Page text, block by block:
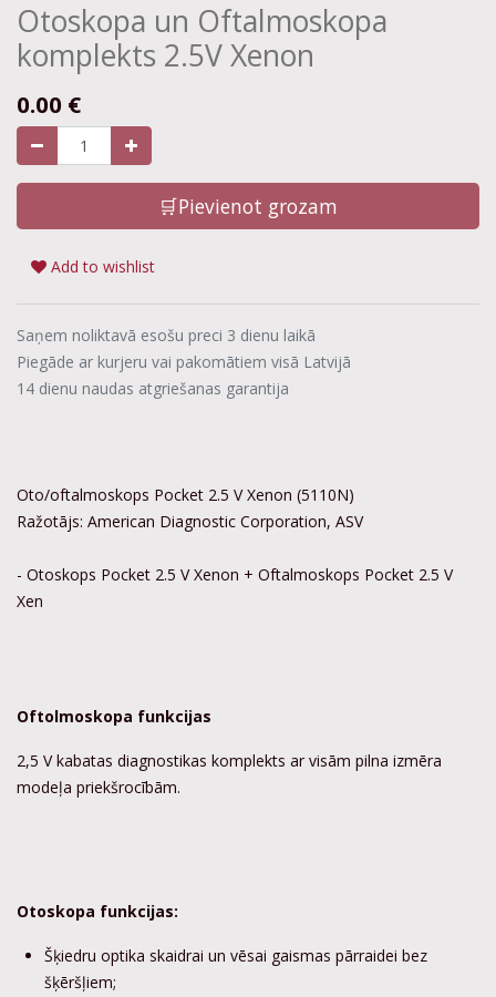
Otoskopa un Oftalmoskopa
komplekts 2.5V Xenon
0.00 €
🛒Pievienot grozam
Add to wishlist
Saņem noliktavā esošu preci 3 dienu laikā
Piegāde ar kurjeru vai pakomātiem visā Latvijā
14 dienu naudas atgriešanas garantija
Oto/oftalmoskops Pocket 2.5 V Xenon (5110N)
Ražotājs: American Diagnostic Corporation, ASV
- Otoskops Pocket 2.5 V Xenon + Oftalmoskops Pocket 2.5 V
Xen
Oftolmoskopa funkcijas
2,5 V kabatas diagnostikas komplekts ar visām pilna izmēra
modeļa priekšrocībām.
Otoskopa funkcijas:
Šķiedru optika skaidrai un vēsai gaismas pārraidei bez
šķēršļiem;